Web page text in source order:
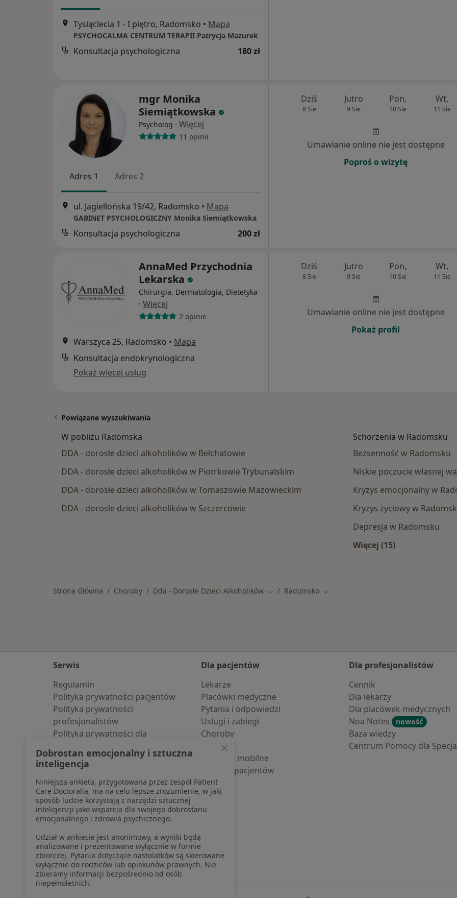
Tysiąclecia 1 - I piętro, Radomsko • Mapa
PSYCHOCALMA CENTRUM TERAPII Patrycja Mazurek
Konsultacja psychologiczna 180 zł
mgr Monika
Siemiątkowska
Psycholog · Więcej
11 opinii
Adres 1 Adres 2
ul. Jagiellońska 19/42, Radomsko • Mapa
GABINET PSYCHOLOGICZNY Monika Siemiątkowska
Konsultacja psychologiczna 200 zł
Dziś
8 Sie
Jutro
9 Sie
Pon,
10 Sie
Wt,
11 Sie
Umawianie online nie jest dostępne
Poproś o wizytę
AnnaMed Przychodnia
Lekarska
Chirurgia, Dermatologia, Dietetyka
· Więcej
2 opinie
Warszyca 25, Radomsko • Mapa
Konsultacja endokrynologiczna
Pokaż więcej usług
Dziś
8 Sie
Jutro
9 Sie
Pon,
10 Sie
Wt,
11 Sie
Umawianie online nie jest dostępne
Pokaż profil
Powiązane wyszukiwania
W pobliżu Radomska
DDA - dorosłe dzieci alkoholików w Bełchatowie
DDA - dorosłe dzieci alkoholików w Piotrkowie Trybunalskim
DDA - dorosłe dzieci alkoholików w Tomaszowie Mazowieckim
DDA - dorosłe dzieci alkoholików w Szczercowie
Schorzenia w Radomsku
Bezsenność w Radomsku
Niskie poczucie własnej
Kryzys emocjonalny w
Kryzys życiowy w
Depresja w Radomsku
Więcej (15)
Strona Główna Choroby Dda - Dorosłe Dzieci Alkoholików Zmień miasto
Radomsko Zmień miasto
Serwis
Regulamin
Polityka prywatności pacjentów
Polityka prywatności
profesjonalistów
Polityka prywatności dla
pozyskaliśmy samodzielnie
Polityka cookies
Jak działają wyniki wyszukiwania
Dostępność
O nas
Praca Rekrutujemy!
Partnerzy
Centrum prasowe
Kontakt
Dla pacjentów
Lekarze
Placówki medyczne
Pytania i odpowiedzi
Usługi i zabiegi
Choroby
Pomoc
Aplikacje mobilne
Blog dla pacjentów
Dla profesjonalistów
Cennik
Dla lekarzy
Dla placówek medycznych
Noa Notes
nowość
Baza wiedzy
Centrum Pomocy dla
Dobrostan emocjonalny i sztuczna
inteligencja
Niniejsza ankieta, przygotowana przez zespół Patient
Care Doctoralia, ma na celu lepsze zrozumienie, w jaki
sposób ludzie korzystają z narzędzi sztucznej
inteligencji jako wsparcia dla swojego dobrostanu
emocjonalnego i zdrowia psychicznego.
Udział w ankiecie jest anonimowy, a wyniki będą
analizowane i prezentowane wyłącznie w formie
zbiorczej. Pytania dotyczące nastolatków są skierowane
wyłącznie do rodziców lub opiekunów prawnych. Nie
zbieramy informacji bezpośrednio od osób
niepełnoletnich.